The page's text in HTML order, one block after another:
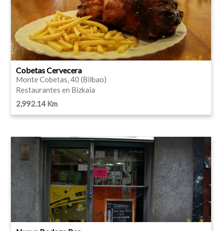
Cobetas Cervecera
Monte Cobetas, 40 (Bilbao)
Restaurantes en Bizkaia
2,992.14 Km